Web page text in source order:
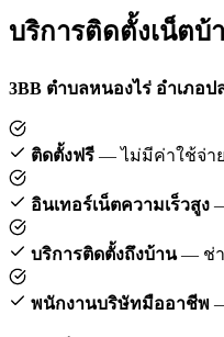
บริการติดตั้งเน็ตบ้
3BB ตำบลหนองไร่ อำเภอป
ติดตั้งฟรี — ไม่มีค่าใช้จ่า
อินเทอร์เน็ตความเร็วสูง
บริการติดตั้งถึงบ้าน— ช่า
พนักงานบริษัทมืออาชีพ